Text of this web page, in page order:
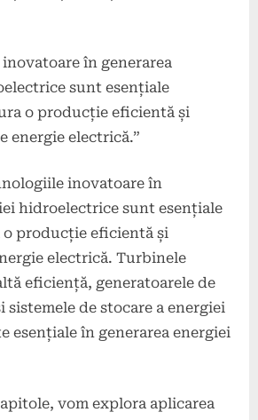
în generarea
sunt esențiale
o producție eficientă și
energie electrică.”
inovatoare în
hidroelectrice sunt esențiale
o producție eficientă și
electrică. Turbinele
eficiență, generatoarele de
sistemele de stocare a energiei
esențiale în generarea energiei
vom explora aplicarea